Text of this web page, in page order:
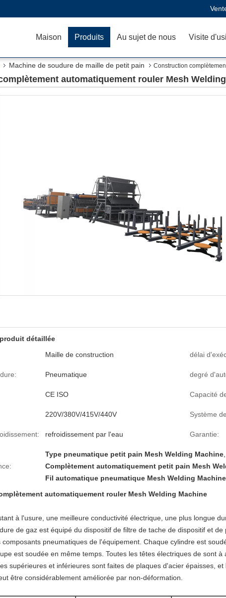
Maison Produits Au sujet de nous Visite
Machine de soudure de maille de petit pain Construction
automatiquement rouler Mesh
détaillée
Maille de construction délai
Pneumatique degré
CE ISO Capacité
220V/380V/415V/440V Système
refroidissement par l'eau Garantie:
Type pneumatique petit pain Mesh Welding Machine
Complètement automatiquement petit pain Mesh
Fil automatique pneumatique Mesh Welding Machine
automatiquement rouler Mesh Welding Machine
à l'usure, une meilleure conductivité électrique, une plus longue
de gaz est équipé du dispositif de filtre de tache de dispositif et
pneumatiques de l'équipement. Chaque cylindre est
est soudée en même temps. Toutes les têtes électriques de sont
supérieures et inférieures sont faites de plaques d'acier épaisses,
être considérablement améliorée par non-déformation.